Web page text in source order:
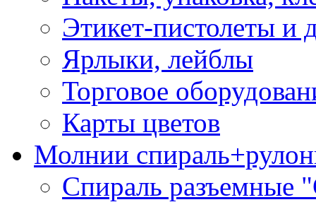
Этикет-пистолеты и
Ярлыки, лейблы
Торговое
Карты цветов
Молнии
Спираль разъемные